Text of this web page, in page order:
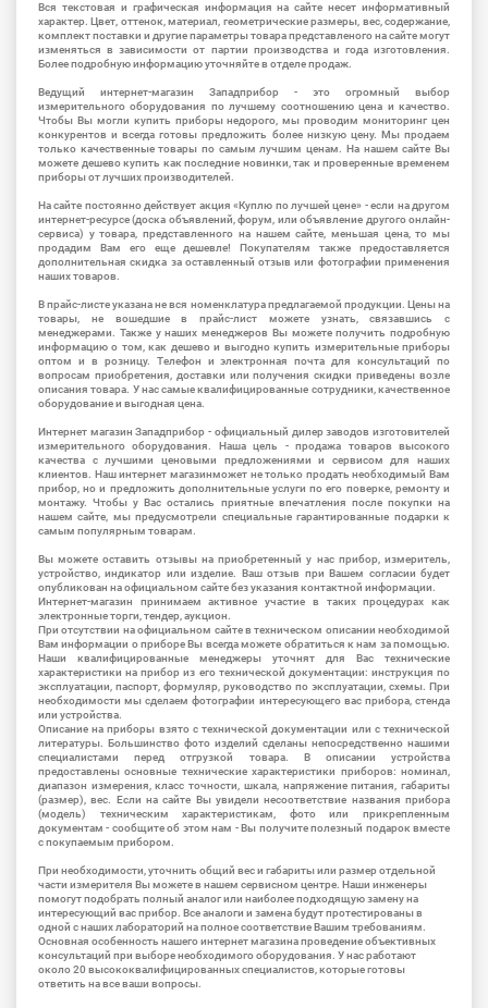
Вся текстовая и графическая информация на сайте несет информативный
характер. Цвет, оттенок, материал, геометрические размеры, вес, содержание,
комплект поставки и другие параметры товара представленого на сайте могут
изменяться в зависимости от партии производства и года изготовления.
Более подробную информацию уточняйте в отделе продаж.
Ведущий интернет-магазин Западприбор - это огромный выбор
измерительного оборудования по лучшему соотношению цена и качество.
Чтобы Вы могли купить приборы недорого, мы проводим мониторинг цен
конкурентов и всегда готовы предложить более низкую цену. Мы продаем
только качественные товары по самым лучшим ценам. На нашем сайте Вы
можете дешево купить как последние новинки, так и проверенные временем
приборы от лучших производителей.
На сайте постоянно действует акция «Куплю по лучшей цене» - если на другом
интернет-ресурсе (доска объявлений, форум, или объявление другого онлайн-
сервиса) у товара, представленного на нашем сайте, меньшая цена, то мы
продадим Вам его еще дешевле! Покупателям также предоставляется
дополнительная скидка за оставленный отзыв или фотографии применения
наших товаров.
В прайс-листе указана не вся номенклатура предлагаемой продукции. Цены на
товары, не вошедшие в прайс-лист можете узнать, связавшись с
менеджерами. Также у наших менеджеров Вы можете получить подробную
информацию о том, как дешево и выгодно купить измерительные приборы
оптом и в розницу. Телефон и электронная почта для консультаций по
вопросам приобретения, доставки или получения скидки приведены возле
описания товара. У нас самые квалифицированные сотрудники, качественное
оборудование и выгодная цена.
Интернет магазин Западприбор - официальный дилер заводов изготовителей
измерительного оборудования. Наша цель - продажа товаров высокого
качества с лучшими ценовыми предложениями и сервисом для наших
клиентов. Наш интернет магазинможет не только продать необходимый Вам
прибор, но и предложить дополнительные услуги по его поверке, ремонту и
монтажу. Чтобы у Вас остались приятные впечатления после покупки на
нашем сайте, мы предусмотрели специальные гарантированные подарки к
самым популярным товарам.
Вы можете оставить отзывы на приобретенный у нас прибор, измеритель,
устройство, индикатор или изделие. Ваш отзыв при Вашем согласии будет
опубликован на официальном сайте без указания контактной информации.
Интернет-магазин принимаем активное участие в таких процедурах как
электронные торги, тендер, аукцион.
При отсутствии на официальном сайте в техническом описании необходимой
Вам информации о приборе Вы всегда можете обратиться к нам за помощью.
Наши квалифицированные менеджеры уточнят для Вас технические
характеристики на прибор из его технической документации: инструкция по
эксплуатации, паспорт, формуляр, руководство по эксплуатации, схемы. При
необходимости мы сделаем фотографии интересующего вас прибора, стенда
или устройства.
Описание на приборы взято с технической документации или с технической
литературы. Большинство фото изделий сделаны непосредственно нашими
специалистами перед отгрузкой товара. В описании устройства
предоставлены основные технические характеристики приборов: номинал,
диапазон измерения, класс точности, шкала, напряжение питания, габариты
(размер), вес. Если на сайте Вы увидели несоответствие названия прибора
(модель) техническим характеристикам, фото или прикрепленным
документам - сообщите об этом нам - Вы получите полезный подарок вместе
с покупаемым прибором.
При необходимости, уточнить общий вес и габариты или размер отдельной
части измерителя Вы можете в нашем сервисном центре. Наши инженеры
помогут подобрать полный аналог или наиболее подходящую замену на
интересующий вас прибор. Все аналоги и замена будут протестированы в
одной с наших лабораторий на полное соответствие Вашим требованиям.
Основная особенность нашего интернет магазина проведение объективных
консультаций при выборе необходимого оборудования. У нас работают
около 20 высококвалифицированных специалистов, которые готовы
ответить на все ваши вопросы.